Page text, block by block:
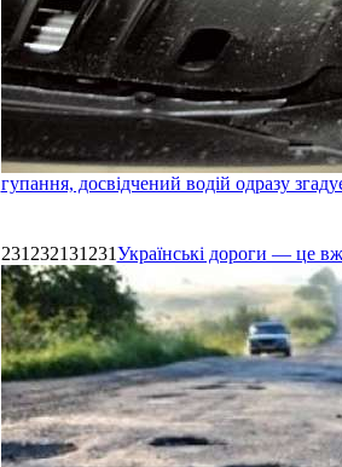
гупання, досвідчений водій одразу
231232131231Українські дороги — це